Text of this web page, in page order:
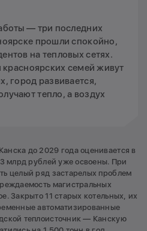
— три последних
прошли спокойно,
на тепловых сетях.
красноярских семей живут
город развивается,
тепло, а воздух
до 2029 года оценивается в
млрд рублей уже освоены. При
целый ряд застарелых проблем
магистральных
Закрыто 11 старых котельных, их
автоматизированные
теплоисточник — Канскую